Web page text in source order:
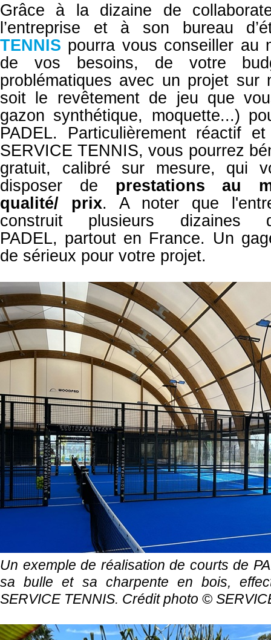
Grâce à la dizaine de
l’entreprise et à son bureau
TENNIS pourra vous conseiller au
de vos besoins, de votre
problématiques avec un projet sur
soit le revêtement de jeu que
gazon synthétique, moquette...)
PADEL. Particulièrement réactif
SERVICE TENNIS, vous pourrez
gratuit, calibré sur mesure, qui
disposer de prestations
au
qualité/ prix. A noter que
construit plusieurs
PADEL, partout en France. Un
de sérieux pour votre projet.
Un exemple de réalisation de courts de
sa bulle et sa charpente en bois,
SERVICE TENNIS. Crédit photo ©